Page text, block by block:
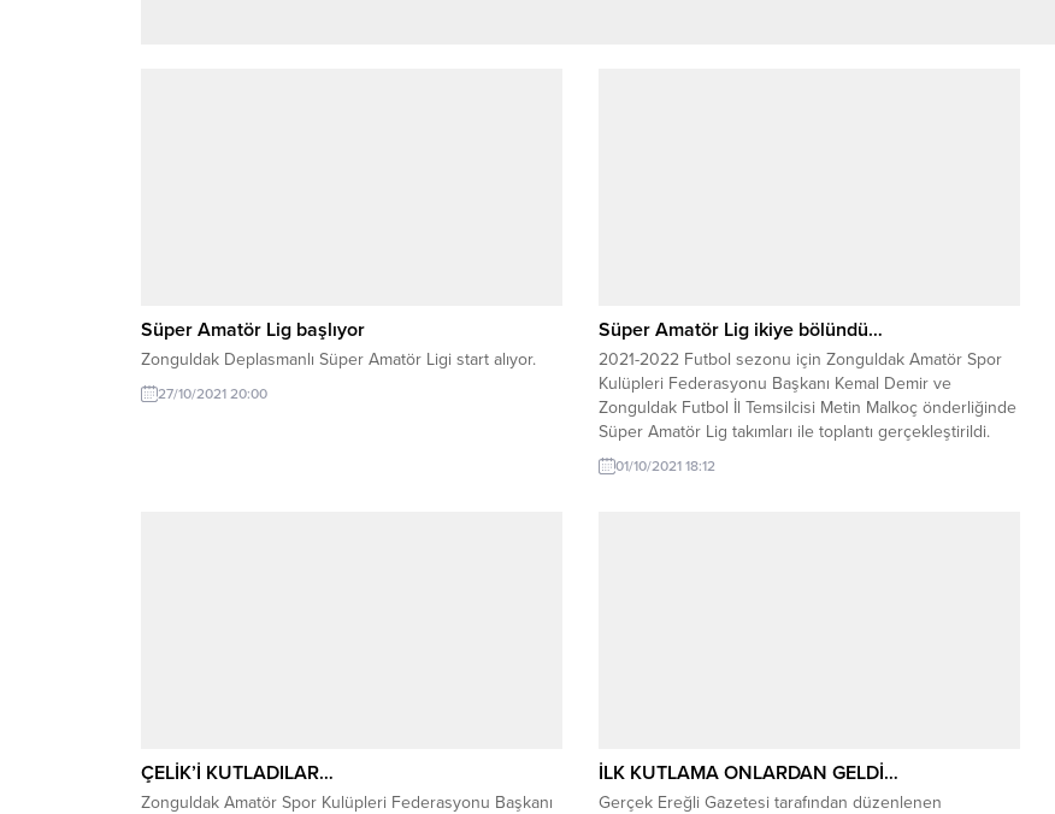
Süper Amatör Lig başlıyor
Zonguldak Deplasmanlı Süper Amatör Ligi start alıyor.
27/10/2021 20:00
Süper Amatör Lig ikiye bölündü…
2021-2022 Futbol sezonu için Zonguldak Amatör Spor
Kulüpleri Federasyonu Başkanı Kemal Demir ve
Zonguldak Futbol İl Temsilcisi Metin Malkoç önderliğinde
Süper Amatör Lig takımları ile toplantı gerçekleştirildi.
Yapılan toplantıda tüm pandemi şartları göz önüne
alınarak 14 takımlı olan Zonguldak Süper Amatör Lig
01/10/2021 18:12
ÇELİK’İ KUTLADILAR…
Zonguldak Amatör Spor Kulüpleri Federasyonu Başkanı
İLK KUTLAMA ONLARDAN GELDİ…
Gerçek Ereğli Gazetesi tarafından düzenlenen